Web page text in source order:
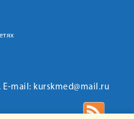
E-mail: kurskmed@mail.ru